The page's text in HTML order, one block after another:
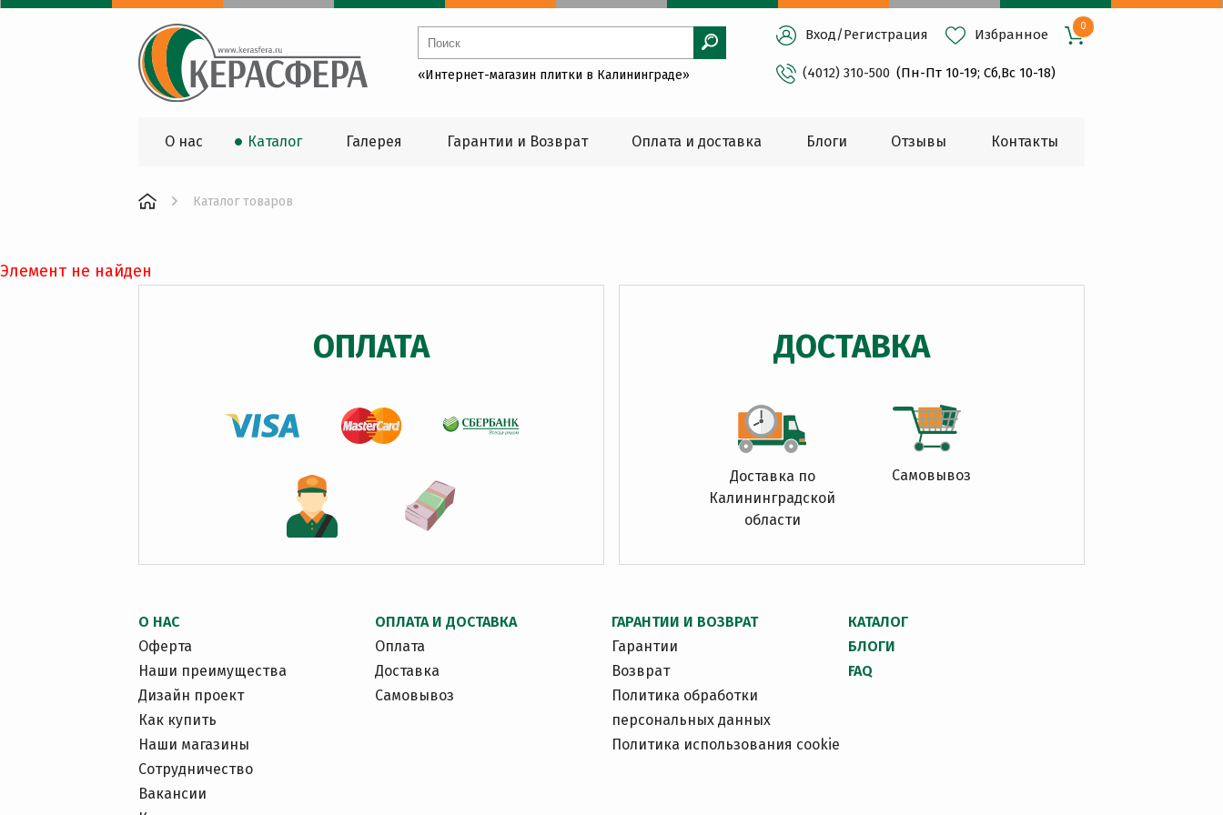
«Интернет-магазин плитки в Калининграде»
Вход/Регистрация Избранное
0
(4012) 310-500 (Пн-Пт 10-19; Сб,Вс 10-18)
О нас Каталог Галерея Гарантии и Возврат Оплата и доставка Блоги Oтзывы Контакты
Каталог товаров
Элемент не найден
ОПЛАТА ДОСТАВКА
Доставка по
Калининградской
области
Самовывоз
О НАС
Оферта
Наши преимущества
Дизайн проект
Как купить
Наши магазины
Сотрудничество
Вакансии
ОПЛАТА И ДОСТАВКА
Оплата
Доставка
Самовывоз
ГАРАНТИИ И ВОЗВРАТ
Гарантии
Возврат
Политика обработки
персональных данных
Политика использования cookie
КАТАЛОГ
БЛОГИ
FAQ